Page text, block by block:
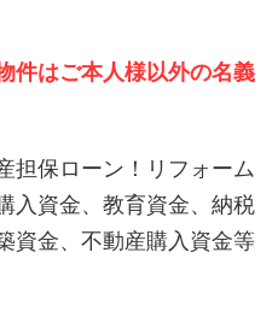
件はご本人様以外の名義
担保ローン！リフォーム
入資金、教育資金、納税
資金、不動産購入資金等